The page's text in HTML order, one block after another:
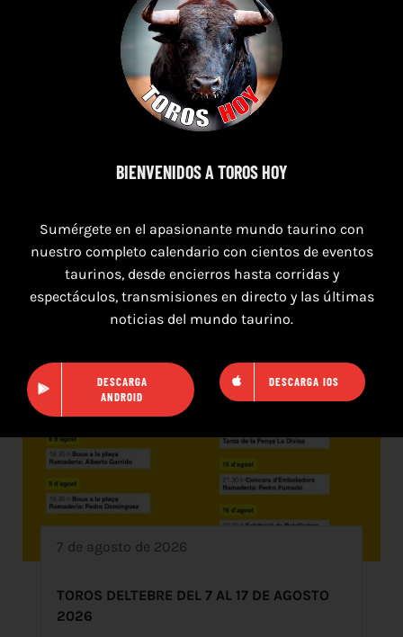
7 de agosto de 2026
7 de agosto de 2026
TOROS DELTEBRE DEL 7 AL 17 DE AGOSTO
2026
BIENVENIDOS A TOROS HOY
Sumérgete en el apasionante mundo taurino con
nuestro completo calendario con cientos de eventos
taurinos, desde encierros hasta corridas y
espectáculos, transmisiones en directo y las últimas
noticias del mundo taurino.
DESCARGA
ANDROID
DESCARGA IOS